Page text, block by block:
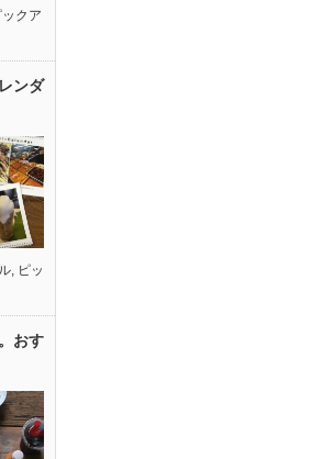
クア
ンダ
ピッ
おす